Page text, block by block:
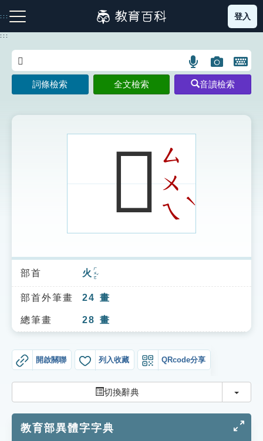
到
主
:::
注音索引圖示 筆畫索引圖示 部首索引表圖示
索引選單
知識索引
單字索引
遊戲專區
教學應用
貓頭鷹博士
登入
:::
語
言
搜
示
圖
片
搜
開
鍵
圖
詞條檢索 全文檢索 音讀檢索
𤓫ㄙ
ㄨ
ㄟ
ˋ
部首 火 ㄏㄨㄛˇ
部首外筆畫 24 畫
總筆畫 28 畫
開啟關聯 列入收藏 QRcode分享
切換辭典 切換
教育部異體字字典